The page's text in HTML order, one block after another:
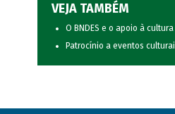
VEJA TAMBÉM
O BNDES e o apoio à cultura
Patrocínio a eventos